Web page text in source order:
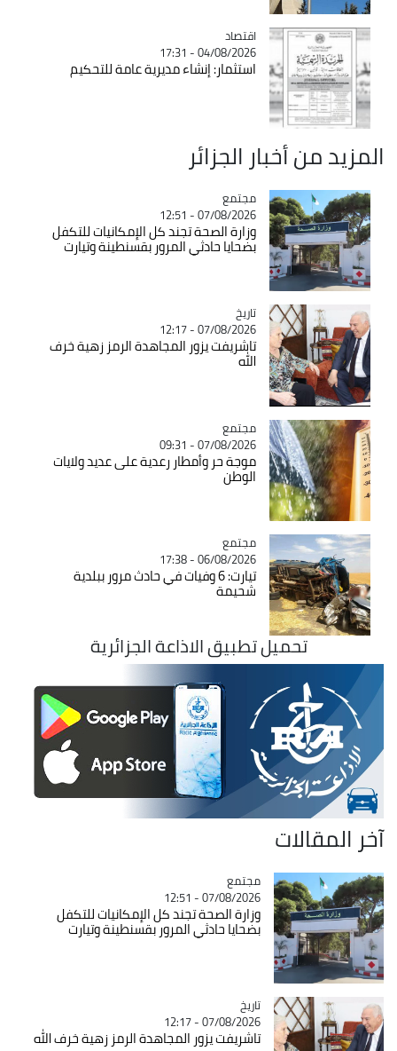
Catégorie
اقتصاد
04/08/2026 - 17:31
استثمار: إنشاء مديرية عامة للتحكيم
المزيد من أخبار الجزائر
Catégorie
مجتمع
07/08/2026 - 12:51
وزارة الصحة تجند كل الإمكانيات للتكفل
بضحايا حادثي المرور بقسنطينة وتيارت
Catégorie
تاريخ
07/08/2026 - 12:17
تاشريفت يزور المجاهدة الرمز زهية خرف
الله
Catégorie
مجتمع
07/08/2026 - 09:31
موجة حر وأمطار رعدية على عديد ولايات
الوطن
Catégorie
مجتمع
06/08/2026 - 17:38
تيارت: 6 وفيات في حادث مرور ببلدية
شحيمة
تحميل تطبيق الاذاعة الجزائرية
آخر المقالات
Catégorie
مجتمع
07/08/2026 - 12:51
وزارة الصحة تجند كل الإمكانيات للتكفل
بضحايا حادثي المرور بقسنطينة وتيارت
Catégorie
تاريخ
07/08/2026 - 12:17
تاشريفت يزور المجاهدة الرمز زهية خرف الله